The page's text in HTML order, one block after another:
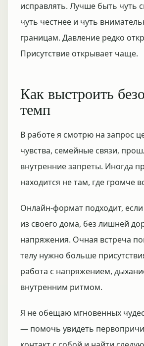
исправлять. Лучше быть чуть
чуть честнее и чуть
границам. Давление редко
Присутствие открывает чаще.
Как выстроить
темп
В работе я смотрю на запрос
чувства, семейные связи,
внутренние запреты. Иногда
находится не там, где громче
Онлайн-формат подходит,
из своего дома, без лишней
напряжения. Очная встреча
телу нужно больше
работа с напряжением,
внутренним ритмом.
Я не обещаю мгновенных
— помочь увидеть